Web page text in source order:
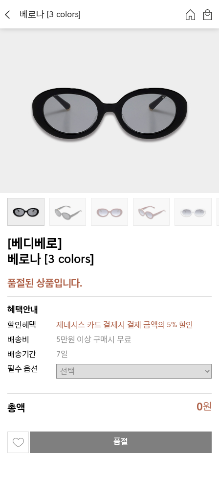
베로나 [3 colors]
[베디베로]
베로나 [3 colors]
품절된 상품입니다.
혜택안내
할인혜택
제네시스 카드 결제시 결제 금액의 5% 할인
배송비
5만원 이상 구매시 무료
배송기간
7일
필수 옵션
총액 0원
품절